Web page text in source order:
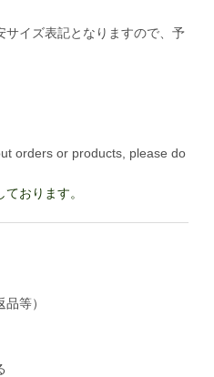
サイズ表記となりますので、予
orders or products, please do
おります。
等）